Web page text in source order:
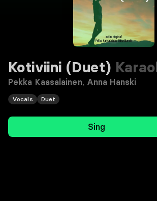
Kotiviini (Duet)
Pekka Kaasalainen, Anna Hanski
Vocals Duet
Sing